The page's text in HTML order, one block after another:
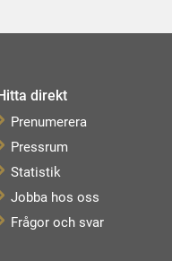
direkt
Prenumerera
Pressrum
Statistik
Jobba hos oss
Frågor och svar